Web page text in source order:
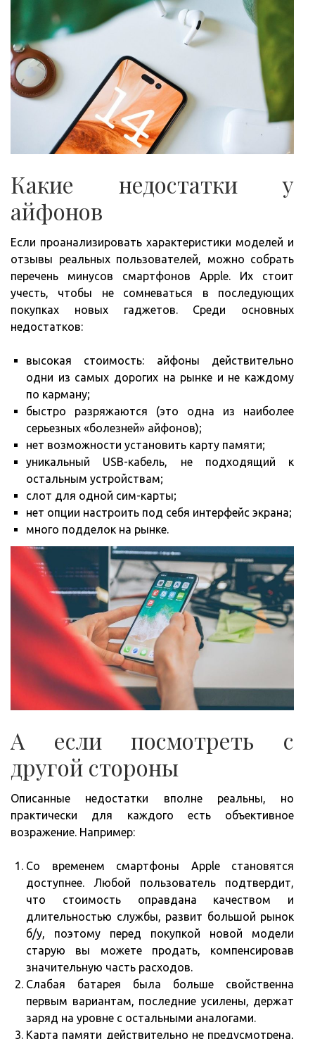
Какие недостатки у
айфонов
Если проанализировать характеристики моделей и
отзывы реальных пользователей, можно собрать
перечень минусов смартфонов Apple. Их стоит
учесть, чтобы не сомневаться в последующих
покупках новых гаджетов. Среди основных
недостатков:
высокая стоимость: айфоны действительно
одни из самых дорогих на рынке и не каждому
по карману;
быстро разряжаются (это одна из наиболее
серьезных «болезней» айфонов);
нет возможности установить карту памяти;
уникальный USB-кабель, не подходящий к
остальным устройствам;
слот для одной сим-карты;
нет опции настроить под себя интерфейс экрана;
много подделок на рынке.
А если посмотреть с
другой стороны
Описанные недостатки вполне реальны, но
практически для каждого есть объективное
возражение. Например:
Со временем смартфоны Apple становятся
доступнее. Любой пользователь подтвердит,
что стоимость оправдана качеством и
длительностью службы, развит большой рынок
б/у, поэтому перед покупкой новой модели
старую вы можете продать, компенсировав
значительную часть расходов.
Слабая батарея была больше свойственна
первым вариантам, последние усилены, держат
заряд на уровне с остальными аналогами.
Карта памяти действительно не предусмотрена,